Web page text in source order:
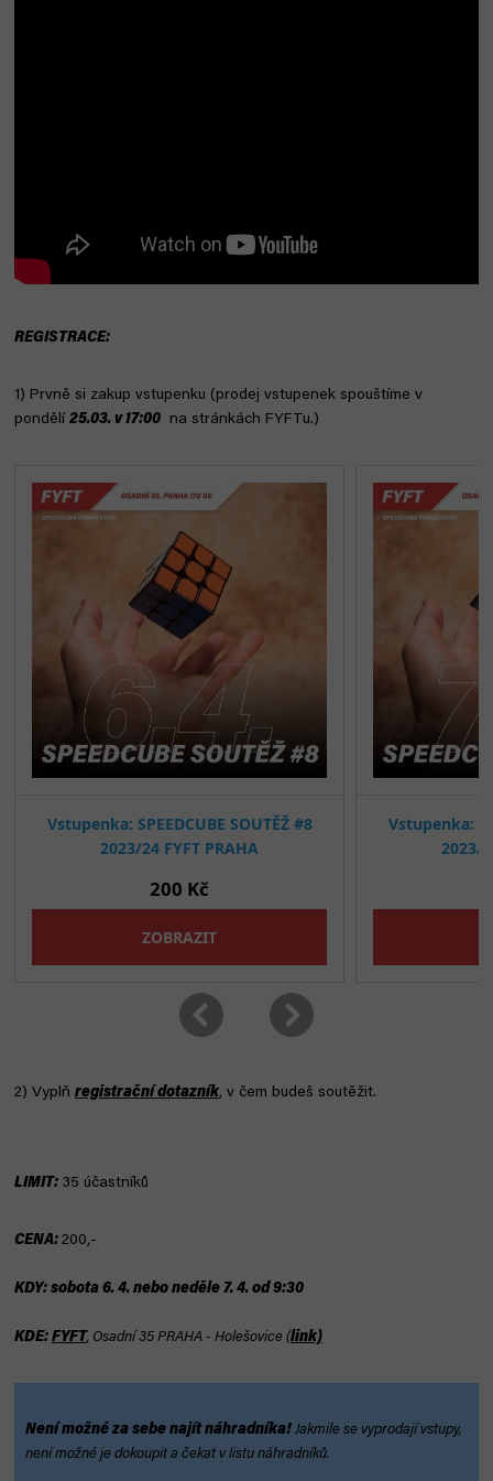
REGISTRACE:
1) Prvně si zakup vstupenku ( prodej vstupenek spouštíme v
pondělí 25.03. v 17:00 na stránkách FYFTu.)
2) Vyplň registrační dotazník, v čem budeš soutěžit.
LIMIT: 35 účastníků
CENA: 200,-
KDY: sobota 6. 4. nebo neděle 7. 4. od 9:30
KDE: FYFT, Osadní 35 PRAHA - Holešovice (link)
Není možné za sebe najít náhradníka! Jakmile se vyprodají vstupy,
není možné je dokoupit a čekat v listu náhradníků.